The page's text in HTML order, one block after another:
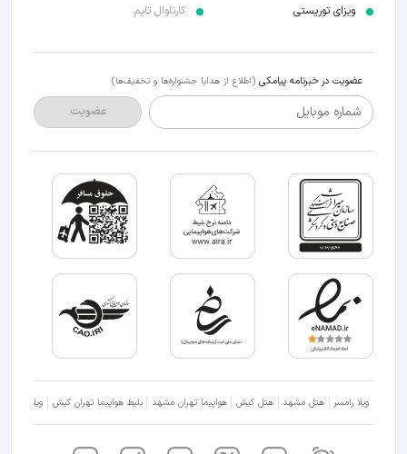
ویزای توریستی
کارناوال تایم
عضویت در خبرنامه پیامکی (اطلاع از هدایا جشنواره‌ها و تخفیف‌ها)
شماره موبایل عضویت
ویلا رامسر هتل مشهد هتل کیش هواپیما تهران مشهد بلیط هواپیما تهران کیش ویلا شمال